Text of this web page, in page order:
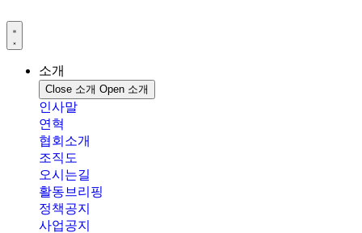
텐
츠
소개
Close 소개 Open 소개
인사말
연혁
협회소개
조직도
오시는길
활동브리핑
정책공지
사업공지